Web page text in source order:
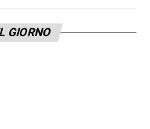
che ha fatto
un buon lavoro
GIORNO